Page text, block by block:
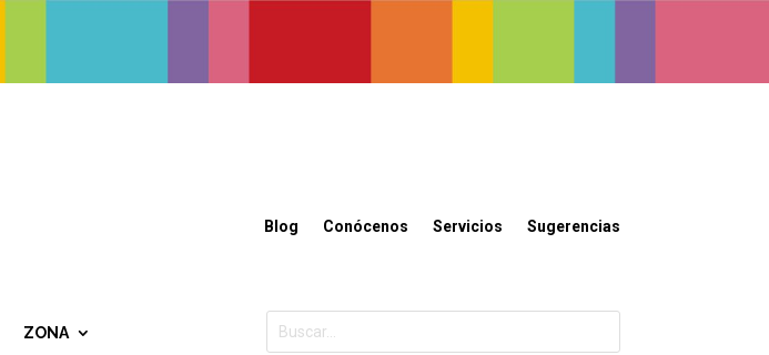
Blog Conócenos Servicios Sugerencias
ZONA